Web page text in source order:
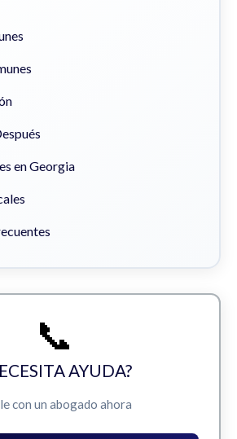
en Georgia
📞
AYUDA?
con un abogado ahora